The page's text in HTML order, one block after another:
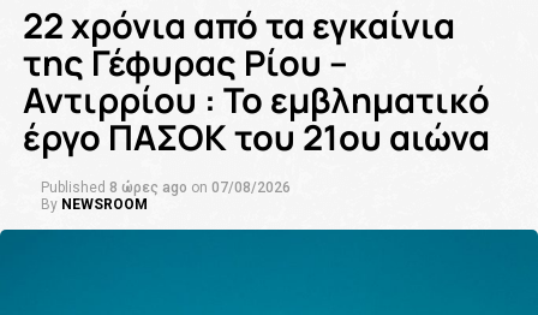
22 χρόνια από τα εγκαίνια
της Γέφυρας Ρίου –
Αντιρρίου : Το εμβληματικό
έργο ΠΑΣΟΚ του 21ου αιώνα
Published 8 ώρες ago on 07/08/2026
By NEWSROOM